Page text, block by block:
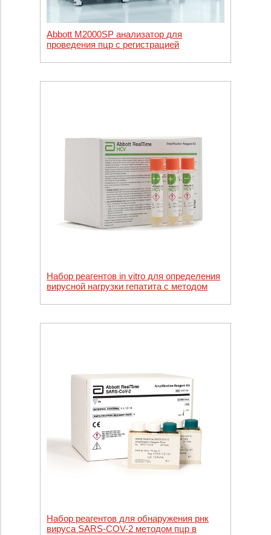
Abbott M2000SP анализатор для
проведения пцр с регистрацией
Набор реагентов in vitro для определения
вирусной нагрузки гепатита с методом
RealTime HСV
Набор реагентов для обнаружения рнк
вируса SARS-COV-2 методом пцр в